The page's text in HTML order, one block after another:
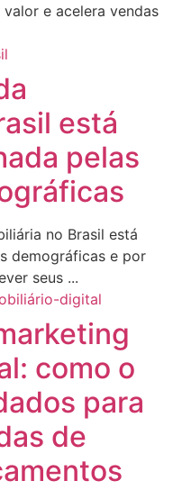
e acelera vendas
está
pelas
no Brasil está
demográficas e por
seus ...
como o
para
de